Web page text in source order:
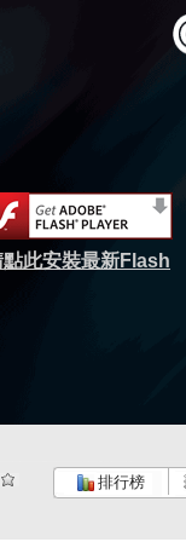
點此安裝最新Flash
排行榜